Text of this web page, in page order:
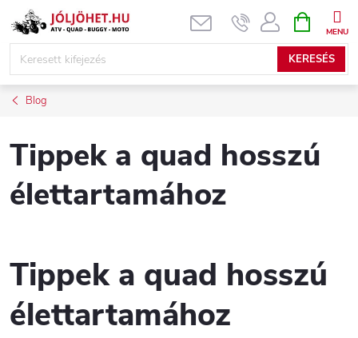
Ugrás
KERESÉS
KOSÁR
Blog
Tippek a quad hosszú
élettartamához
Tippek a quad hosszú
élettartamához